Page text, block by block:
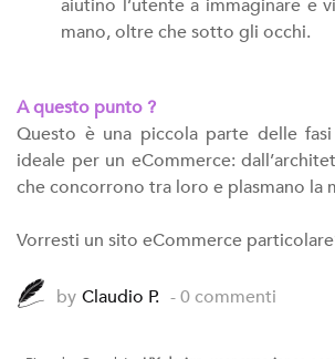
aiutino l’utente a immaginare e
mano, oltre che sotto gli occhi.
A questo punto ?
Questo è una piccola parte delle
ideale per un eCommerce:
che concorrono tra loro e plasmano
Vorresti un sito eCommerce
by Claudio P. - 0 commenti